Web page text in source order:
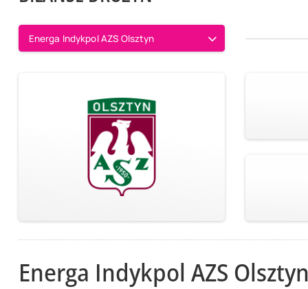
Energa Indykpol AZS Olsztyn
Energa Indykpol AZS